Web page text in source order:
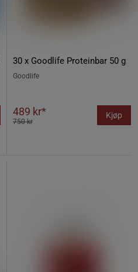
30 x Goodlife Proteinbar 50 g
Goodlife
489 kr*
750 kr
Kjøp